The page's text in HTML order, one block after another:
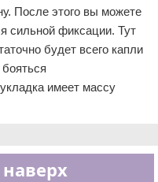
После этого вы можете
сильной фиксации. Тут
будет всего капли
имеет массу